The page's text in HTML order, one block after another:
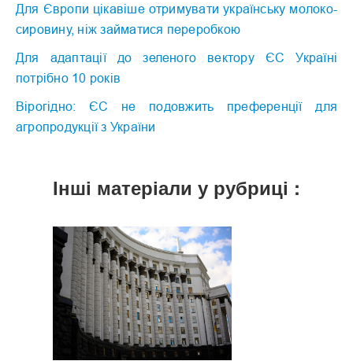
Для Європи цікавіше отримувати українську молоко-
сировину, ніж займатися переробкою
Для адаптації до зеленого вектору ЄС Україні
потрібно 10 років
Вірогідно: ЄС не подовжить преференції для
агропродукції з України
Інші матеріали у рубриці :